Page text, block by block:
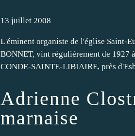
13 juillet 2008
L'éminent organiste de l'église Saint-
BONNET, vint régulièrement de 1927
CONDE-SAINTE-LIBIAIRE, près
Adrienne
marnaise